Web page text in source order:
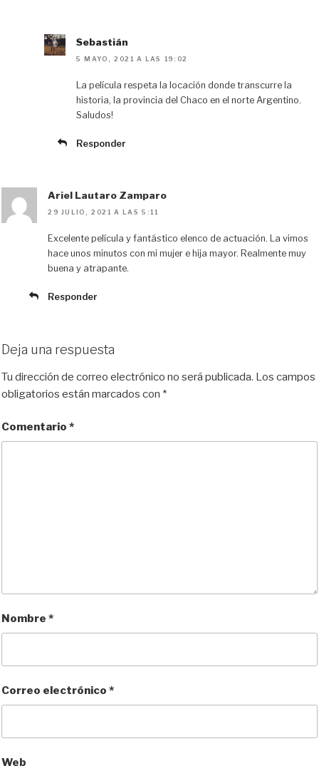
Sebastián
5 MAYO, 2021 A LAS 19:02
La película respeta la locación donde transcurre la
historia, la provincia del Chaco en el norte Argentino.
Saludos!
Responder
Ariel Lautaro Zamparo
29 JULIO, 2021 A LAS 5:11
Excelente película y fantástico elenco de actuación. La vimos
hace unos minutos con mi mujer e hija mayor. Realmente muy
buena y atrapante.
Responder
Deja una respuesta
Tu dirección de correo electrónico no será publicada. Los campos
obligatorios están marcados con *
Comentario *
Nombre *
Correo electrónico *
Web